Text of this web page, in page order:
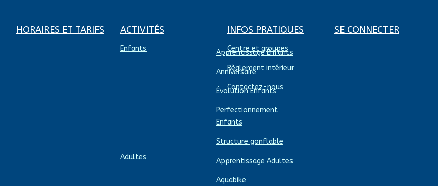
HORAIRES ET TARIFS ACTIVITÉS
Enfants Apprentissage Enfants
Anniversaire
Évolution Enfants
Perfectionnement
Enfants
Structure gonflable
Adultes
Apprentissage Adultes
Aquabike
INFOS PRATIQUES
Centre et groupes
Règlement intérieur
Contactez-nous
SE CONNECTER